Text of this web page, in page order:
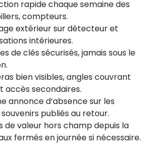
rapide chaque semaine des
compteurs.
extérieur sur détecteur et
intérieures.
de clés sécurisés, jamais sous le
bien visibles, angles couvrant
accès secondaires.
annonce d’absence sur les
souvenirs publiés au retour.
de valeur hors champ depuis la
fermés en journée si nécessaire.